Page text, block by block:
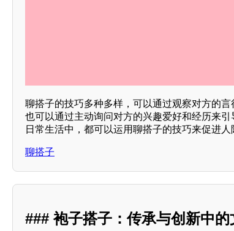
聊搭子的技巧多种多样，可以通过观察对方的言
也可以通过主动询问对方的兴趣爱好和经历来
日常生活中，都可以运用聊搭子的技巧来促进人
聊搭子
### 袍子搭子：传承与创新中的